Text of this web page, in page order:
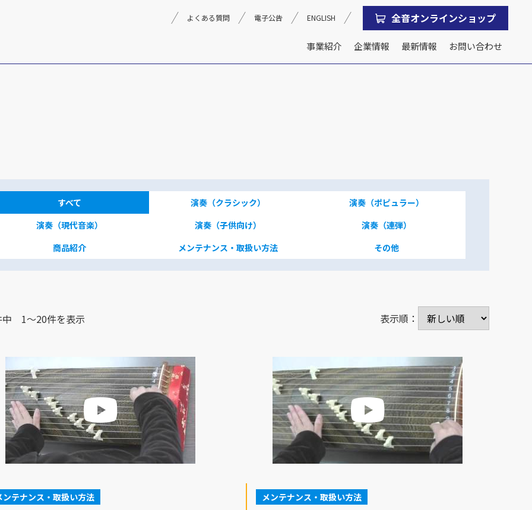
事業紹介 企業情報 最新情報 お問い合わせ
よくある質問 電子公告 ENGLISH 全音オンラインショップ
すべて 演奏（クラシック）
演奏（ポピュラー）
演奏（現代音楽）
演奏（子供向け）
演奏（連弾）
商品紹介
メンテナンス・取扱い方法 その他
中 1～20件を表示 表示順：
ンテナンス・取扱い方法 メンテナンス・取扱い方法